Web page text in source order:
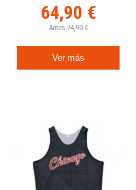
64,90 €
Antes 74,90 €
Ver más